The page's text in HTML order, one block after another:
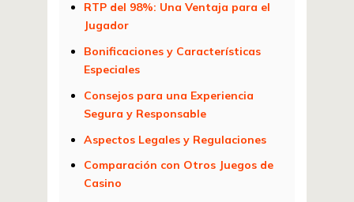
RTP del 98%: Una Ventaja para el
Jugador
Bonificaciones y Características
Especiales
Consejos para una Experiencia
Segura y Responsable
Aspectos Legales y Regulaciones
Comparación con Otros Juegos de
Casino